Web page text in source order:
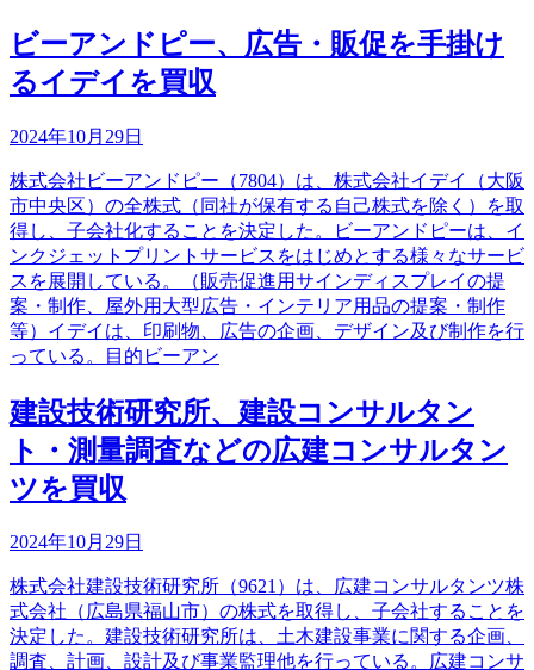
ビーアンドピー、広告・販促を手掛け
るイデイを買収
2024年10月29日
株式会社ビーアンドピー（7804）は、株式会社イデイ（大阪
市中央区）の全株式（同社が保有する自己株式を除く）を取
得し、子会社化することを決定した。ビーアンドピーは、イ
ンクジェットプリントサービスをはじめとする様々なサービ
スを展開している。（販売促進用サインディスプレイの提
案・制作、屋外用大型広告・インテリア用品の提案・制作
等）イデイは、印刷物、広告の企画、デザイン及び制作を行
っている。目的ビーアン
建設技術研究所、建設コンサルタン
ト・測量調査などの広建コンサルタン
ツを買収
2024年10月29日
株式会社建設技術研究所（9621）は、広建コンサルタンツ株
式会社（広島県福山市）の株式を取得し、子会社することを
決定した。建設技術研究所は、土木建設事業に関する企画、
調査、計画、設計及び事業監理他を行っている。広建コンサ